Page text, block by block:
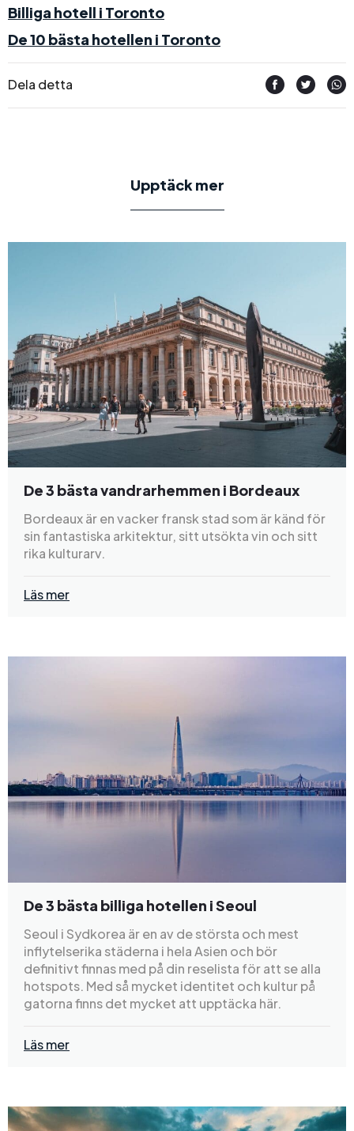
Billiga hotell i Toronto
De 10 bästa hotellen i Toronto
Dela detta
Upptäck mer
De 3 bästa vandrarhemmen i Bordeaux
Bordeaux är en vacker fransk stad som är känd för
sin fantastiska arkitektur, sitt utsökta vin och sitt
rika kulturarv.
Läs mer
De 3 bästa billiga hotellen i Seoul
Seoul i Sydkorea är en av de största och mest
inflytelserika städerna i hela Asien och bör
definitivt finnas med på din reselista för att se alla
hotspots. Med så mycket identitet och kultur på
gatorna finns det mycket att upptäcka här.
Läs mer